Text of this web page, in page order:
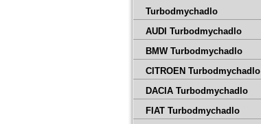
Turbodmychadlo
AUDI Turbodmychadlo
BMW Turbodmychadlo
CITROEN Turbodmychadlo
DACIA Turbodmychadlo
FIAT Turbodmychadlo